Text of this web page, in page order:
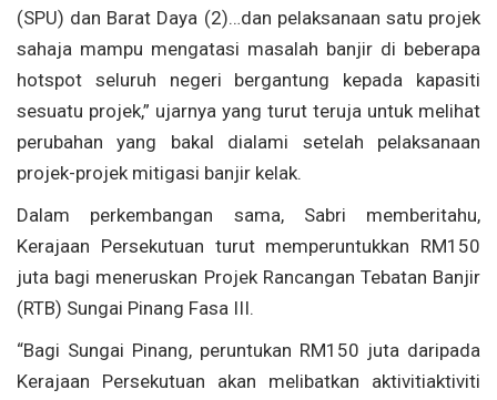
(SPU) dan Barat Daya (2)…dan pelaksanaan satu projek
sahaja mampu mengatasi masalah banjir di beberapa
hotspot seluruh negeri bergantung kepada kapasiti
sesuatu projek,” ujarnya yang turut teruja untuk melihat
perubahan yang bakal dialami setelah pelaksanaan
projek-projek mitigasi banjir kelak.
Dalam perkembangan sama, Sabri memberitahu,
Kerajaan Persekutuan turut memperuntukkan RM150
juta bagi meneruskan Projek Rancangan Tebatan Banjir
(RTB) Sungai Pinang Fasa III.
“Bagi Sungai Pinang, peruntukan RM150 juta daripada
Kerajaan Persekutuan akan melibatkan aktivitiaktiviti